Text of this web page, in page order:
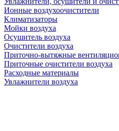
Ионные воздухоочистители
Климатизаторы
Мойки воздуха
Осушитель воздуха
Очистители воздуха
Приточно-вытяжные
Приточные очистители воздуха
Расходные материалы
Увлажнители воздуха